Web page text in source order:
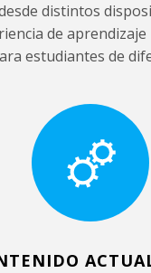
distintos
de aprendizaje
estudiantes de